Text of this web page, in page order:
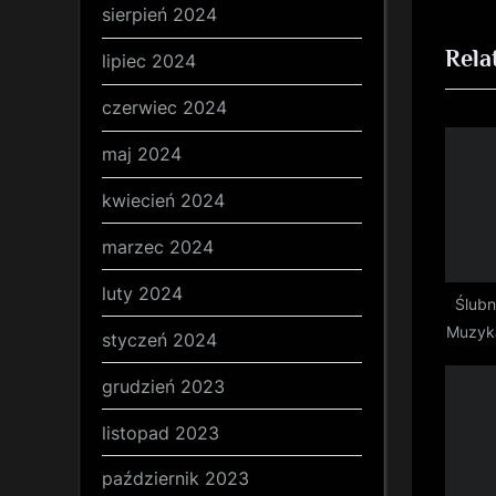
v
i
s
t
sierpień 2024
lipiec 2024
czerwiec 2024
maj 2024
kwiecień 2024
marzec 2024
luty 2024
styczeń 2024
grudzień 2023
listopad 2023
październik 2023